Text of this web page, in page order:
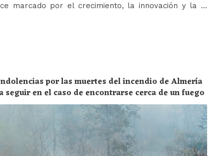
marcado por el crecimiento, la innovación y la …
por las muertes del incendio de Almería
seguir en el caso de encontrarse cerca de un fuego